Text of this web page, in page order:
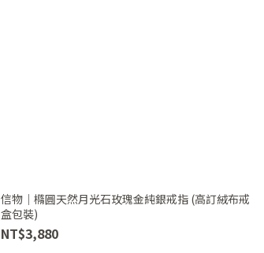
信物｜橢圓天然月光石玫瑰金純銀戒指 (高訂絨布戒
盒包裝)
NT$3,880